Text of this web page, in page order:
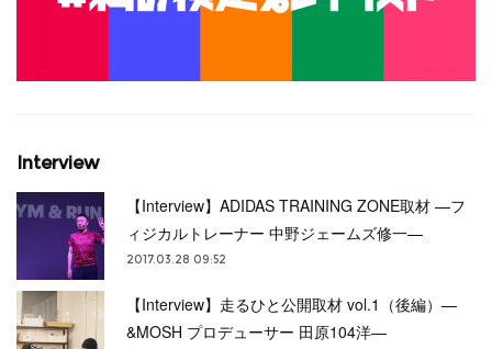
Interview
【Interview】ADIDAS TRAINING ZONE取材 —フ
ィジカルトレーナー 中野ジェームズ修一—
2017.03.28 09:52
【Interview】走るひと公開取材 vol.1（後編）—
&MOSH プロデューサー 田原104洋—